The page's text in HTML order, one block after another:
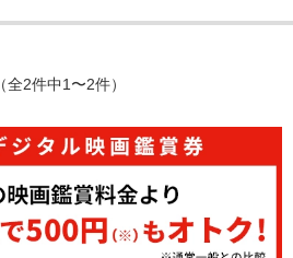
（全2件中1〜2件）